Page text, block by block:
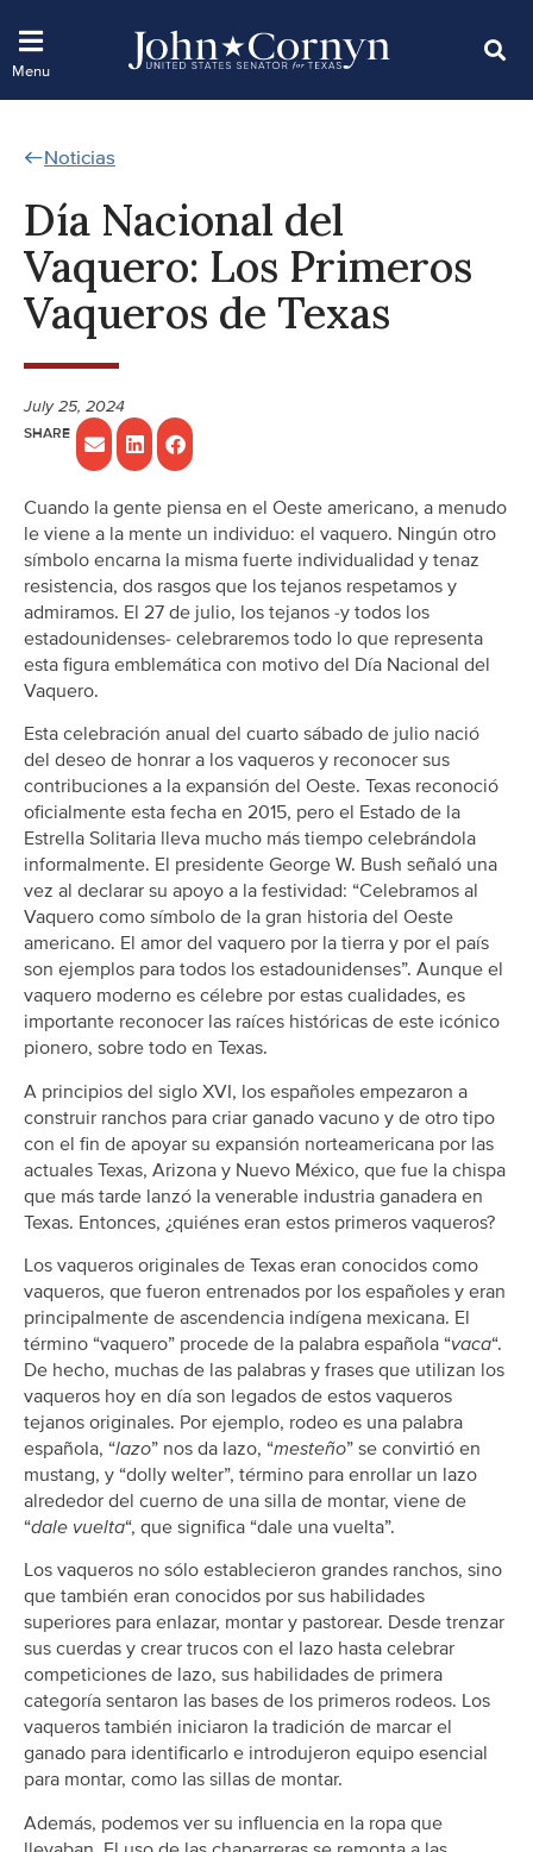
Noticias
Día Nacional del
Vaquero: Los Primeros
Vaqueros de Texas
July 25, 2024
Cuando la gente piensa en el Oeste americano, a menudo
le viene a la mente un individuo: el vaquero. Ningún otro
símbolo encarna la misma fuerte individualidad y tenaz
resistencia, dos rasgos que los tejanos respetamos y
admiramos. El 27 de julio, los tejanos -y todos los
estadounidenses- celebraremos todo lo que representa
esta figura emblemática con motivo del Día Nacional del
Vaquero.
Esta celebración anual del cuarto sábado de julio nació
del deseo de honrar a los vaqueros y reconocer sus
contribuciones a la expansión del Oeste. Texas reconoció
oficialmente esta fecha en 2015, pero el Estado de la
Estrella Solitaria lleva mucho más tiempo celebrándola
informalmente. El presidente George W. Bush señaló una
vez al declarar su apoyo a la festividad: “Celebramos al
Vaquero como símbolo de la gran historia del Oeste
americano. El amor del vaquero por la tierra y por el país
son ejemplos para todos los estadounidenses”. Aunque el
vaquero moderno es célebre por estas cualidades, es
importante reconocer las raíces históricas de este icónico
pionero, sobre todo en Texas.
A principios del siglo XVI, los españoles empezaron a
construir ranchos para criar ganado vacuno y de otro tipo
con el fin de apoyar su expansión norteamericana por las
actuales Texas, Arizona y Nuevo México, que fue la chispa
que más tarde lanzó la venerable industria ganadera en
Texas. Entonces, ¿quiénes eran estos primeros vaqueros?
Los vaqueros originales de Texas eran conocidos como
vaqueros, que fueron entrenados por los españoles y eran
principalmente de ascendencia indígena mexicana. El
término “vaquero” procede de la palabra española “vaca“.
De hecho, muchas de las palabras y frases que utilizan los
vaqueros hoy en día son legados de estos vaqueros
tejanos originales. Por ejemplo, rodeo es una palabra
española, “lazo” nos da lazo, “mesteño” se convirtió en
mustang, y “dolly welter”, término para enrollar un lazo
alrededor del cuerno de una silla de montar, viene de
“dale vuelta“, que significa “dale una vuelta”.
Los vaqueros no sólo establecieron grandes ranchos, sino
que también eran conocidos por sus habilidades
superiores para enlazar, montar y pastorear. Desde trenzar
sus cuerdas y crear trucos con el lazo hasta celebrar
competiciones de lazo, sus habilidades de primera
categoría sentaron las bases de los primeros rodeos. Los
vaqueros también iniciaron la tradición de marcar el
ganado para identificarlo e introdujeron equipo esencial
para montar, como las sillas de montar.
Además, podemos ver su influencia en la ropa que